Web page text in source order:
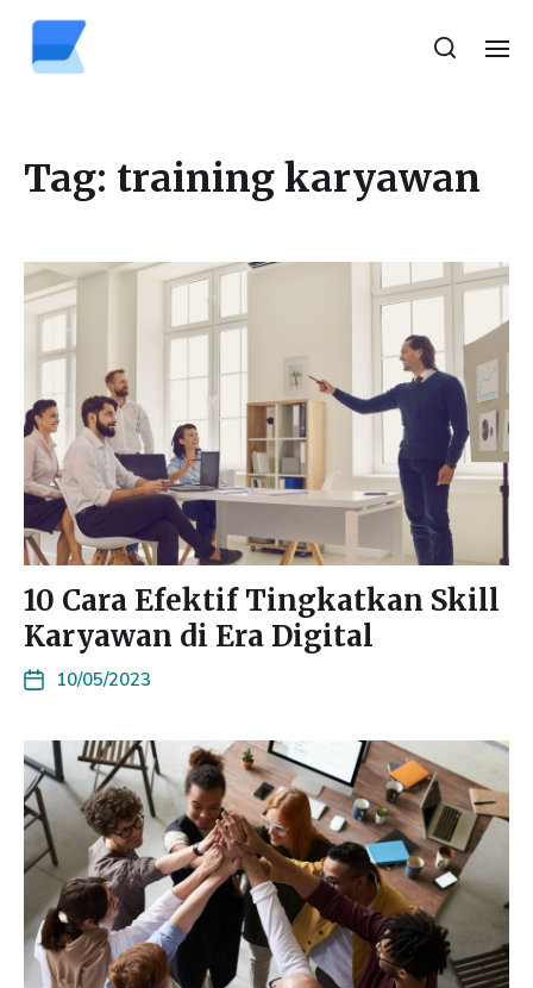
Tag: training karyawan
10 Cara Efektif Tingkatkan Skill
Karyawan di Era Digital
10/05/2023